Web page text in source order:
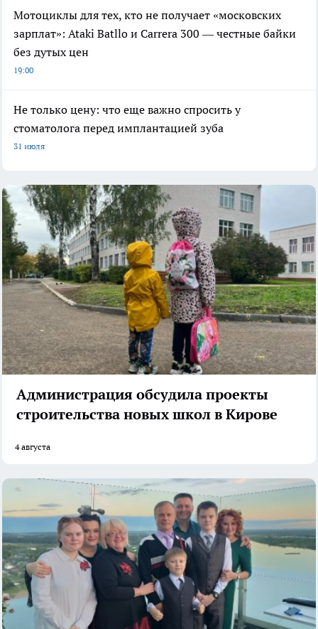
Мотоциклы для тех, кто не получает «московских
зарплат»: Ataki Batllo и Carrera 300 — честные байки
без дутых цен
19:00
Не только цену: что еще важно спросить у
стоматолога перед имплантацией зуба
31 июля
Администрация обсудила проекты
строительства новых школ в Кирове
4 августа